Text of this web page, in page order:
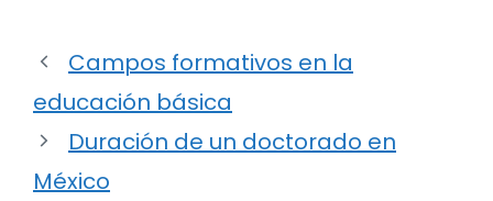
Campos formativos en la
educación básica
Duración de un doctorado en
México